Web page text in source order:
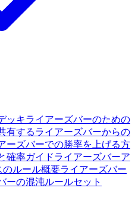
ッキライアーズバーのための
有するライアーズバーからの
ーズバーでの勝率を上げる方
確率ガイドライアーズバーア
のルール概要ライアーズバー
ーの混沌ルールセット